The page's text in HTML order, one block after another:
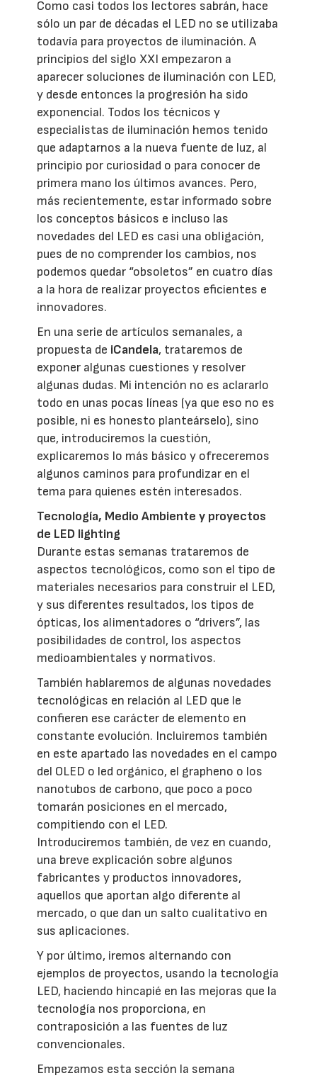
Como casi todos los lectores sabrán, hace
sólo un par de décadas el LED no se utilizaba
todavía para proyectos de iluminación. A
principios del siglo XXI empezaron a
aparecer soluciones de iluminación con LED,
y desde entonces la progresión ha sido
exponencial. Todos los técnicos y
especialistas de iluminación hemos tenido
que adaptarnos a la nueva fuente de luz, al
principio por curiosidad o para conocer de
primera mano los últimos avances. Pero,
más recientemente, estar informado sobre
los conceptos básicos e incluso las
novedades del LED es casi una obligación,
pues de no comprender los cambios, nos
podemos quedar “obsoletos” en cuatro días
a la hora de realizar proyectos eficientes e
innovadores.
En una serie de artículos semanales, a
propuesta de iCandela, trataremos de
exponer algunas cuestiones y resolver
algunas dudas. Mi intención no es aclararlo
todo en unas pocas líneas (ya que eso no es
posible, ni es honesto planteárselo), sino
que, introduciremos la cuestión,
explicaremos lo más básico y ofreceremos
algunos caminos para profundizar en el
tema para quienes estén interesados.
Tecnología, Medio Ambiente y proyectos
de LED lighting
Durante estas semanas trataremos de
aspectos tecnológicos, como son el tipo de
materiales necesarios para construir el LED,
y sus diferentes resultados, los tipos de
ópticas, los alimentadores o “drivers”, las
posibilidades de control, los aspectos
medioambientales y normativos.
También hablaremos de algunas novedades
tecnológicas en relación al LED que le
confieren ese carácter de elemento en
constante evolución. Incluiremos también
en este apartado las novedades en el campo
del OLED o led orgánico, el grapheno o los
nanotubos de carbono, que poco a poco
tomarán posiciones en el mercado,
compitiendo con el LED.
Introduciremos también, de vez en cuando,
una breve explicación sobre algunos
fabricantes y productos innovadores,
aquellos que aportan algo diferente al
mercado, o que dan un salto cualitativo en
sus aplicaciones.
Y por último, iremos alternando con
ejemplos de proyectos, usando la tecnología
LED, haciendo hincapié en las mejoras que la
tecnología nos proporciona, en
contraposición a las fuentes de luz
convencionales.
Empezamos esta sección la semana